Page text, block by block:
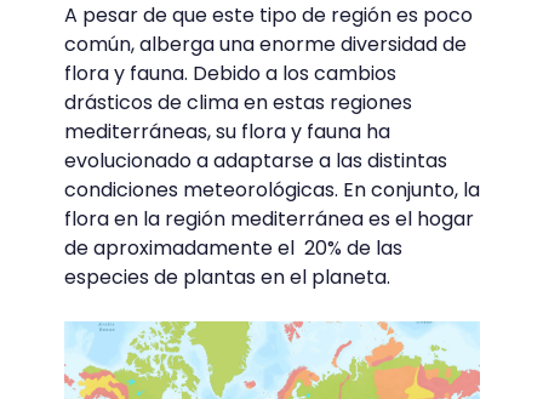
A pesar de que este tipo de región es poco
común, alberga una enorme diversidad de
flora y fauna. Debido a los cambios
drásticos de clima en estas regiones
mediterráneas, su flora y fauna ha
evolucionado a adaptarse a las distintas
condiciones meteorológicas. En conjunto, la
flora en la región mediterránea es el hogar
de aproximadamente el 20% de las
especies de plantas en el planeta.